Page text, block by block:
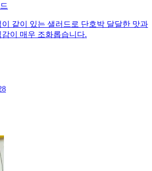
같이 있는 샐러드로 단호박 달달한 맛과
이 매우 조화롭습니다.